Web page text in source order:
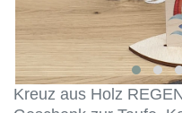
Kreuz aus Holz